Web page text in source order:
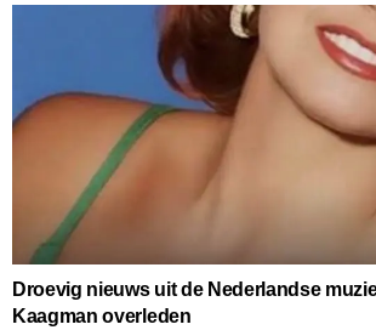
Droevig nieuws uit de Nederlandse
Kaagman overleden